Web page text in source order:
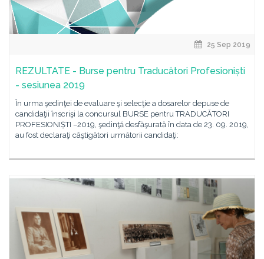
25 Sep 2019
REZULTATE - Burse pentru Traducători Profesioniști
- sesiunea 2019
În urma şedinţei de evaluare şi selecţie a dosarelor depuse de
candidaţii înscrişi la concursul BURSE pentru TRADUCĂTORI
PROFESIONIȘTI –2019, şedinţă desfăşurată în data de 23. 09. 2019,
au fost declaraţi câştigători următorii candidaţi: